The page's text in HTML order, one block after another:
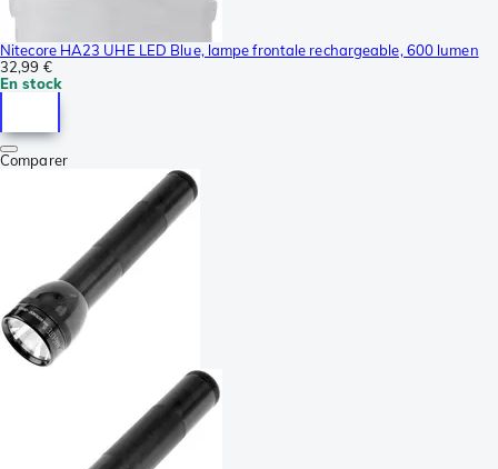
Nitecore HA23 UHE LED Blue, lampe frontale rechargeable, 600 lumen
32,99 €
En stock
Comparer